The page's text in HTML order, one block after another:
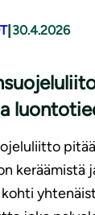
| 30.4.2026
keräämistä